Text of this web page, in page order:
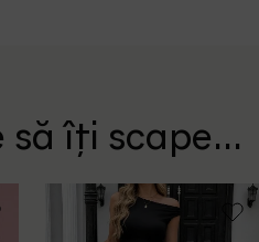
îți scape...